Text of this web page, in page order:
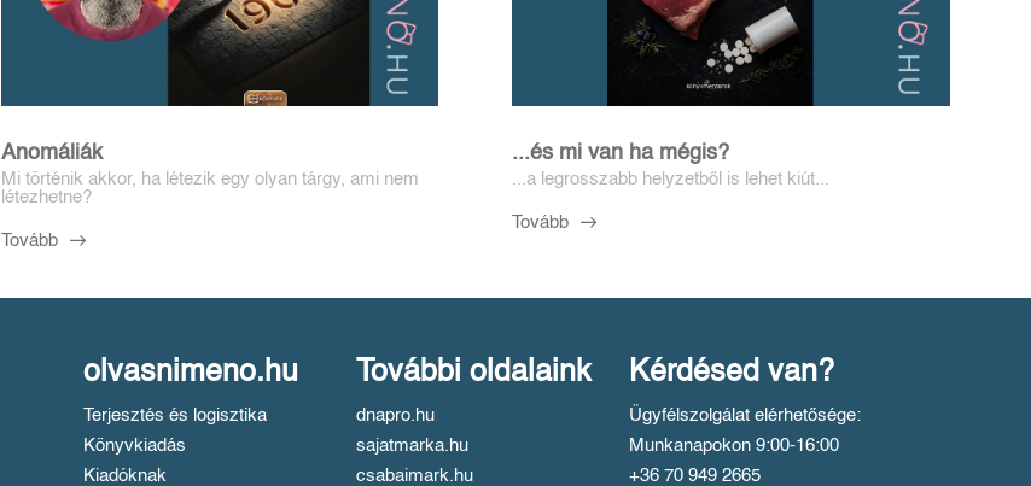
Anomáliák
Mi történik akkor, ha létezik egy olyan tárgy, ami nem
létezhetne?
Tovább
...és mi van ha mégis?
...a legrosszabb helyzetből is lehet kiút...
Tovább
olvasnimeno.hu
Terjesztés és logisztika
Könyvkiadás
Kiadóknak
További oldalaink
dnapro.hu
sajatmarka.hu
csabaimark.hu
Kérdésed van?
Ügyfélszolgálat elérhetősége:
Munkanapokon 9:00-16:00
+36 70 949 2665